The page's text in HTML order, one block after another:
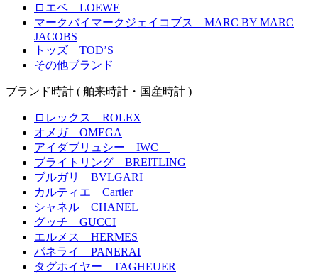
ロエベ LOEWE
マークバイマークジェイコブス MARC BY MARC
JACOBS
トッズ TOD’S
その他ブランド
ブランド時計 ( 舶来時計・国産時計 )
ロレックス ROLEX
オメガ OMEGA
アイダブリュシー IWC
ブライトリング BREITLING
ブルガリ BVLGARI
カルティエ Cartier
シャネル CHANEL
グッチ GUCCI
エルメス HERMES
パネライ PANERAI
タグホイヤー TAGHEUER